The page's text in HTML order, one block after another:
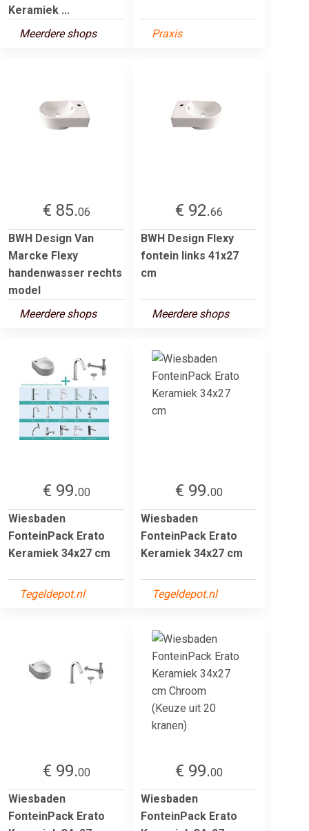
Keramiek ...
Meerdere shops
Praxis
€ 85.06
BWH Design Van
Marcke Flexy
handenwasser rechts
model
Meerdere shops
€ 92.66
BWH Design Flexy
fontein links 41x27
cm
Meerdere shops
€ 99.00
Wiesbaden
FonteinPack Erato
Keramiek 34x27 cm
Tegeldepot.nl
€ 99.00
Wiesbaden
FonteinPack Erato
Keramiek 34x27 cm
Tegeldepot.nl
€ 99.00
Wiesbaden
FonteinPack Erato
€ 99.00
Wiesbaden
FonteinPack Erato